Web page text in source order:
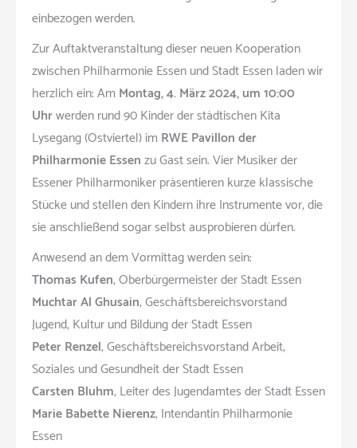
einbezogen werden.
Zur Auftaktveranstaltung dieser neuen Kooperation
zwischen Philharmonie Essen und Stadt Essen laden wir
herzlich ein: Am Montag, 4. März 2024, um 10:00
Uhrwerden rund 90 Kinder der städtischen Kita
Lysegang (Ostviertel) im RWE Pavillon der
Philharmonie Essenzu Gast sein. Vier Musiker der
Essener Philharmoniker präsentieren kurze klassische
Stücke und stellen den Kindern ihre Instrumente vor, die
sie anschließend sogar selbst ausprobieren dürfen.
Anwesend an dem Vormittag werden sein:
Thomas Kufen, Oberbürgermeister der Stadt Essen
Muchtar Al Ghusain, Geschäftsbereichsvorstand
Jugend, Kultur und Bildung der Stadt Essen
Peter Renzel, Geschäftsbereichsvorstand Arbeit,
Soziales und Gesundheit der Stadt Essen
Carsten Bluhm, Leiter des Jugendamtes der Stadt Essen
Marie Babette Nierenz, Intendantin Philharmonie
Essen